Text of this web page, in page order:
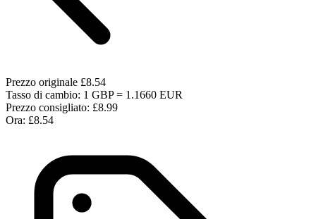
Prezzo originale £8.54
Tasso di cambio: 1 GBP = 1.1660 EUR
Prezzo consigliato: £8.99
Ora: £8.54